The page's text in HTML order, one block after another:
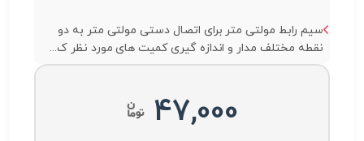
سیم رابط مولتی متر برای اتصال دستی مولتی متر به دو
نقطه مختلف مدار و اندازه گیری کمیت های مورد نظر ک...
47,000